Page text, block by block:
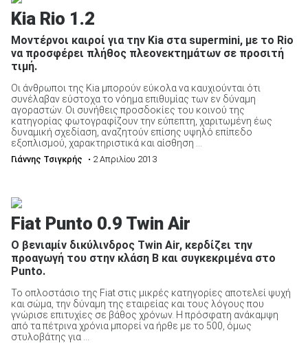
Kia Rio 1.2
Μοντέρνοι καιροί για την Kia στα supermini, με το Rio
να προσφέρει πλήθος πλεονεκτημάτων σε προσιτή
τιμή.
Οι άνθρωποι της Kia μπορούν εύκολα να καυχιούνται ότι
συνέλαβαν εύστοχα το νόημα επιθυμίας των εν δύναμη
αγοραστών. Οι συνήθεις προσδοκίες του κοινού της
κατηγορίας φωτογραφίζουν την εύπεπτη, χαριτωμένη έως
δυναμική σχεδίαση, αναζητούν επίσης υψηλό επίπεδο
εξοπλισμού, χαρακτηριστικά και αίσθηση ...
Γιάννης Τσιγκρής • 2 Απριλίου 2013
Fiat Punto 0.9 Twin Air
O βενιαμίν δικύλινδρος Twin Air, κερδίζει την
προαγωγή του στην κλάση B και συγκεκριμένα στο
Punto.
Το οπλοστάσιο της Fiat στις μικρές κατηγορίες αποτελεί ψυχή
και σώμα, την δύναμη της εταιρείας και τους λόγους που
γνώρισε επιτυχίες σε βάθος χρόνων. Η πρόσφατη ανάκαμψη
από τα πέτρινα χρόνια μπορεί να ήρθε με το 500, όμως
στυλοβάτης για ...